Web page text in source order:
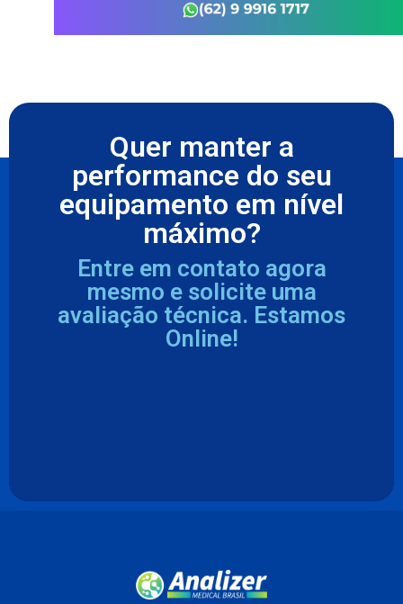
Quer manter a
performance do seu
equipamento em nível
máximo?
Entre em contato agora
mesmo e solicite uma
avaliação técnica. Estamos
Online!